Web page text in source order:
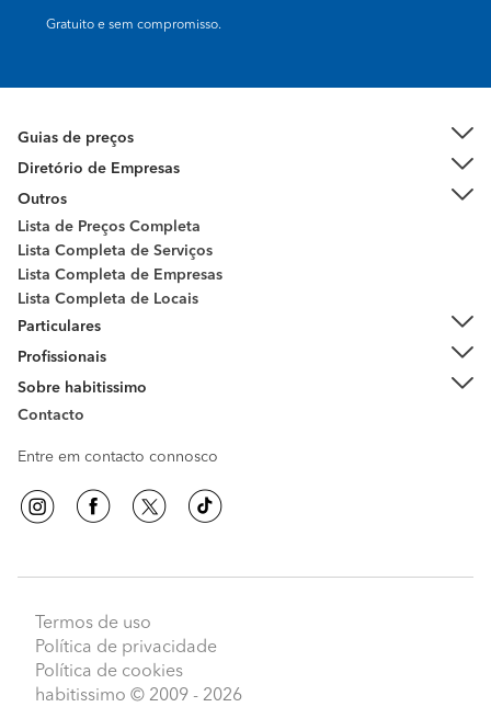
Gratuito e sem compromisso.
Guias de preços
Diretório de Empresas
Outros
Lista de Preços Completa
Lista Completa de Serviços
Lista Completa de Empresas
Lista Completa de Locais
Particulares
Profissionais
Sobre habitissimo
Contacto
Entre em contacto connosco
Termos de uso
Política de privacidade
Política de cookies
habitissimo © 2009 - 2026